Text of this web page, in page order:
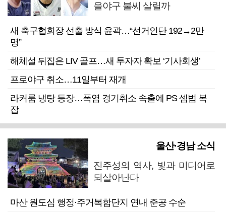
을야구 불씨 살릴까
새 축구협회장 선출 방식 윤곽…“선거인단 192→2만
명”
해체설 뒤집은 LIV 골프…새 투자자 확보 ‘기사회생’
프로야구 취소…11일부터 재개
라커룸 냉탕 등장…폭염 경기취소 속출에 PS 셈법 복
잡
울산·경남 소식
진주성의 역사, 빛과 미디어로
되살아난다
마산 원도심 행정·주거복합단지 연내 준공 수순